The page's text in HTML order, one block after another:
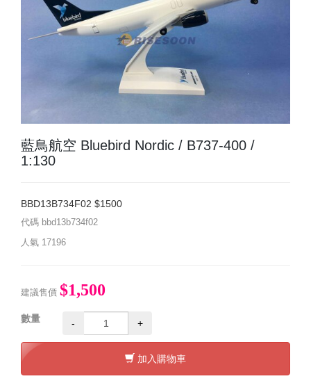
藍鳥航空 Bluebird Nordic / B737-400 /
1:130
BBD13B734F02 $1500
代碼 bbd13b734f02
人氣 17196
建議售價 $1,500
數量 - +
加入購物車